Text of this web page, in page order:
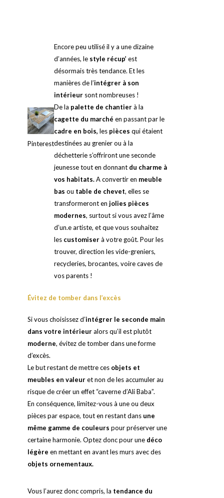
Pinterest
Encore peu utilisé il y a une dizaine
d’années, le style récup’ est
désormais très tendance. Et les
manières de l’intégrer à son
intérieursont nombreuses !
De la palette de chantierà la
cagette du marché en passant par le
cadre en bois, les pièces qui étaient
destinées au grenier ou à la
déchetterie s’offriront une seconde
jeunesse tout en donnant du charme à
vos habitats.A convertir en meuble
bas ou table de chevet, elles se
transformeront en jolies pièces
modernes, surtout si vous avez l’âme
d’un.e artiste, et que vous souhaitez
les customiserà votre goût. Pour les
trouver, direction les vide-greniers,
recycleries, brocantes, voire caves de
vos parents !
Évitez de tomber dans l’excès
Si vous choisissez d’intégrer le seconde main
dans votre intérieuralors qu’il est plutôt
moderne, évitez de tomber dans une forme
d’excès.
Le but restant de mettre ces objets et
meubles en valeuret non de les accumuler au
risque de créer un effet “caverne d’Ali Baba”.
En conséquence, limitez-vous à une ou deux
pièces par espace, tout en restant dans une
même gamme de couleurs pour préserver une
certaine harmonie. Optez donc pour une déco
légère en mettant en avant les murs avec des
objets ornementaux.
Vous l’aurez donc compris, la tendance du